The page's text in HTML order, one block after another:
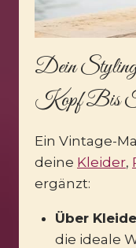
Dein
Kopf Bis
Ein Vintage-
deine Kleider,
ergänzt:
Über
die ideale